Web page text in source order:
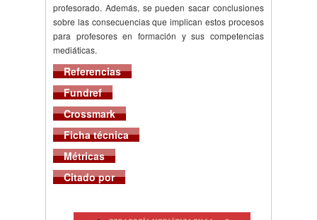
profesorado. Además, se pueden sacar conclusiones
sobre las consecuencias que implican estos procesos
para profesores en formación y sus competencias
mediáticas.
Referencias
Fundref
Crossmark
Ficha técnica
Métricas
Citado por